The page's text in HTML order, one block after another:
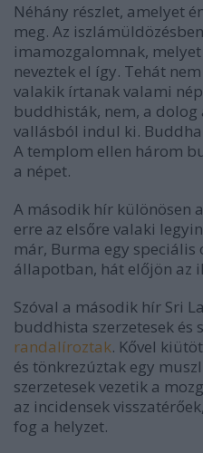
Néhány részlet, amelyet
meg. Az
imamozgalomnak,
neveztek el így. Tehát
valakik írtanak valami
buddhisták, nem, a dolog
vallásból indul ki.
A templom ellen három
a népet.
A második hír különösen
erre az elsőre valaki
már, Burma egy speciális
állapotban, hát előjön az
Szóval a második hír Sri
buddhista szerzetesek és
randalíroztak. Kővel
és tönkrezúztak egy
szerzetesek vezetik a
az incidensek
fog a helyzet.